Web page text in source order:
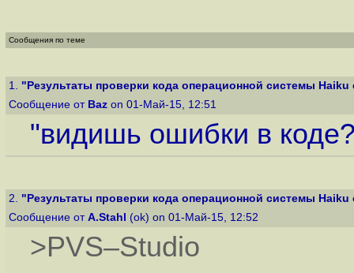
Сообщения по теме
1. "Результаты проверки кода операционной системы
Сообщение от Baz on 01-Май-15, 12:51
"видишь ошибки в
2. "Результаты проверки кода операционной системы
Сообщение от A.Stahl (ok) on 01-Май-15, 12:52
>PVS–Studio